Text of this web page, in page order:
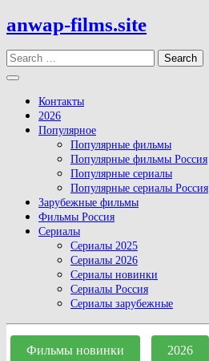
Skip
to
content
anwap-films.site
Search
Open
Button
Контакты
2026
Популярное
Популярные фильмы
Популярные фильмы Россия
Популярные сериалы
Популярные сериалы Россия
Зарубежные фильмы
Фильмы Россия
Сериалы
Сериалы 2025
Сериалы 2026
Сериалы новинки
Сериалы Россия
Сериалы зарубежные
Close
Button
Фильмы новинки 2026